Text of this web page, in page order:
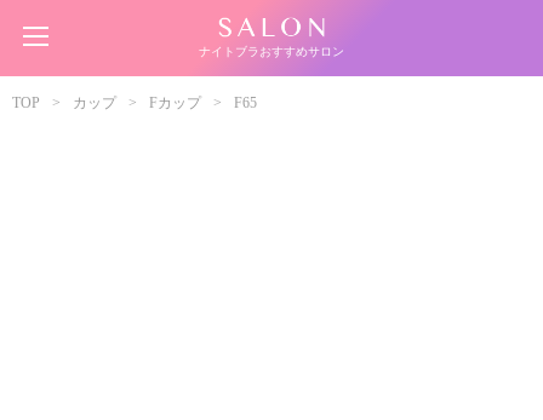
ナイトブラおすすめサロン
TOP カップ Fカップ F65